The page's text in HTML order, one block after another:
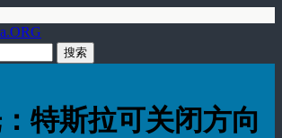
特斯拉可关闭方向